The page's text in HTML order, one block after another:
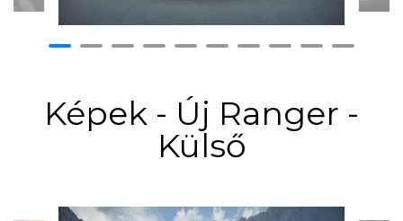
Képek - Új Ranger -
Külső